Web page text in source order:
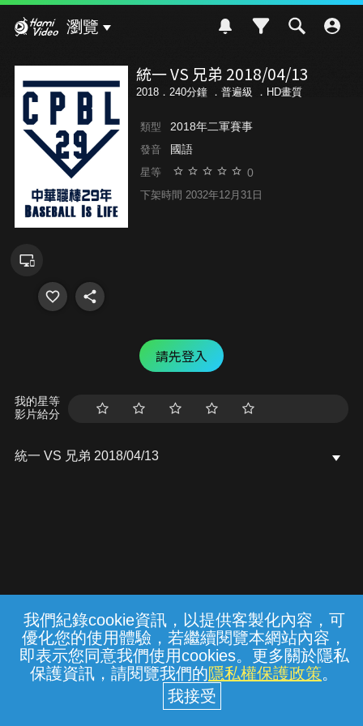
我們紀錄cookie資訊，以提供客製化內容，可
優化您的使用體驗，若繼續閱覽本網站內容，
即表示您同意我們使用cookies。更多關於隱私
保護資訊，請閱覽我們的隱私權保護政策。
瀏覽
統一 VS 兄弟 2018/04/13
2018．240分鐘 ． 普遍級 ．HD畫質
類型 2018年二軍賽事
發音 國語
星等 0
下架時間 2032年12月31日
請先登入
我的星等
影片給分
統一 VS 兄弟 2018/04/13
常見問題 線上客服 服務條款 隱私權保護
中華電信股份有限公司個人家庭分公司
(統一編號：96979949) © 2026
{{notifyMsg}}